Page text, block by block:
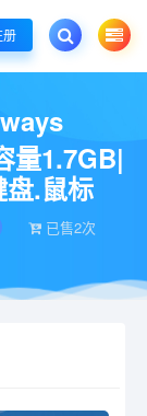
售只是起点！服务永无
册
/Mini Airways
量1.7GB|
.鼠标
已售2次